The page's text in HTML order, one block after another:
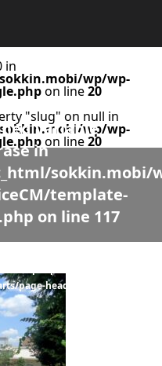
in
wp/wp-
on line20
"slug" on null in
wp/wp-
on line20
variable
in
sokkin.mobi/
template-
on line 117
page-header.php